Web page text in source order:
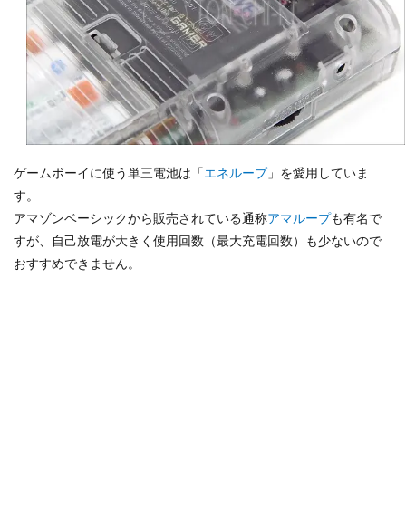
ゲームボーイに使う単三電池は「 エネループ」を愛用していま
す。
アマゾンベーシックから販売されている通称アマループも有名で
すが、自己放電が大きく使用回数（最大充電回数）も少ないので
おすすめできません。